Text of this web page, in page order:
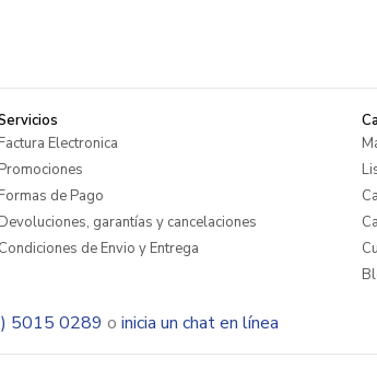
Factura Electronica
Promociones
Formas de Pago
Devoluciones, garantías y cancelaciones
Condiciones de Envio y Entrega
5015 0289 o inicia un chat en línea